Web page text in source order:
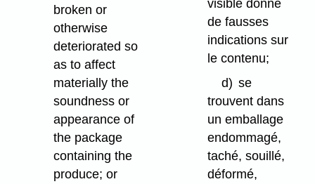
broken or
otherwise
deteriorated so
as to affect
materially the
soundness or
appearance of
the package
containing the
produce; or
visible donne
de fausses
indications sur
le contenu;
d) se
trouvent dans
un emballage
endommagé,
taché, souillé,
déformé,